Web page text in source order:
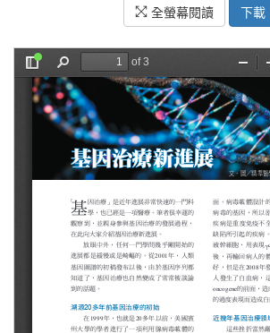
全螢幕閱讀 下載